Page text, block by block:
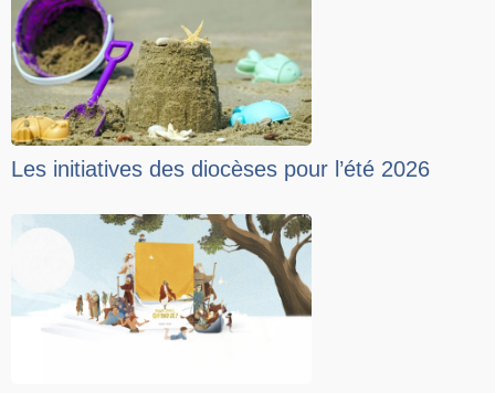
Les initiatives des diocèses pour l’été 2026